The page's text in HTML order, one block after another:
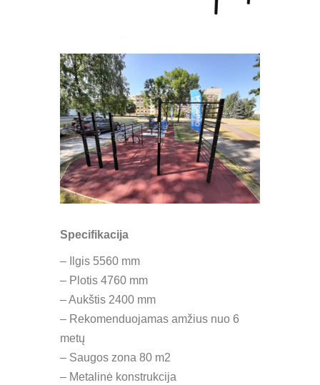
Specifikacija
– Ilgis 5560 mm
– Plotis 4760 mm
– Aukštis 2400 mm
– Rekomenduojamas amžius nuo 6
metų
– Saugos zona 80 m2
– Metalinė konstrukcija